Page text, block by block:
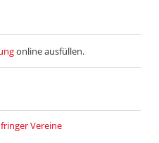
online ausfüllen.
Vereine